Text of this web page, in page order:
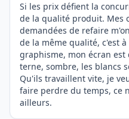
Si les prix défient la
de la qualité produit. Mes
demandées de refaire
de la même qualité, c'est
graphisme, mon écran
terne, sombre, les blancs
Qu'ils travaillent vite, je
faire perdre du temps, ce
ailleurs.